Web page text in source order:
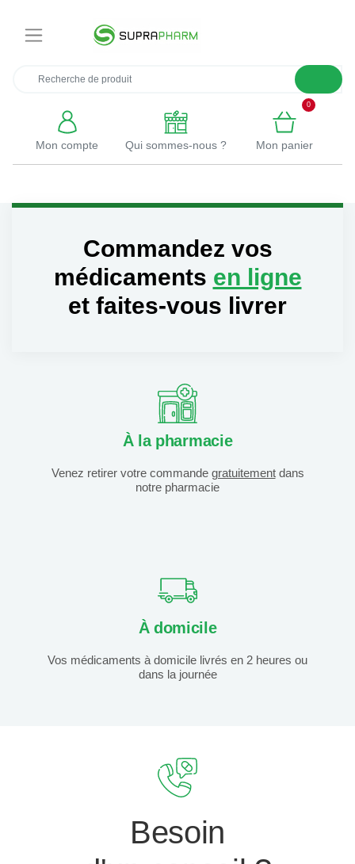
Mon compte Qui sommes-nous ? Mon panier
0
Commandez vos
médicaments en ligne
et faites-vous livrer
À la pharmacie
Venez retirer votre commande gratuitementdans
notre pharmacie
À domicile
Vos médicaments à domicile livrés en 2 heures ou
dans la journée
Besoin